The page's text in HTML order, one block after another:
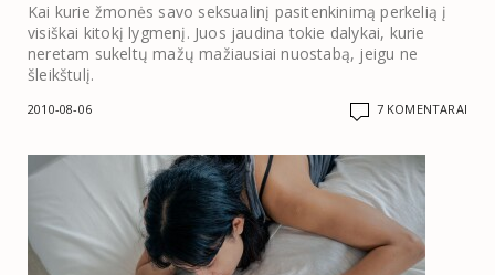
Kai kurie žmonės savo seksualinį pasitenkinimą perkelią į
visiškai kitokį lygmenį. Juos jaudina tokie dalykai, kurie
neretam sukeltų mažų mažiausiai nuostabą, jeigu ne
šleikštulį.
2010-08-06 7 KOMENTARAI